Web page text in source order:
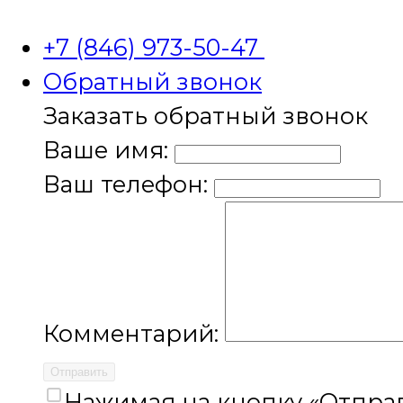
+7 (846) 973-50-47
Обратный звонок
Заказать обратный звонок
Ваше имя:
Ваш телефон:
Комментарий:
Отправить